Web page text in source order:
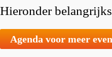
Hieronder
Agenda voor meer